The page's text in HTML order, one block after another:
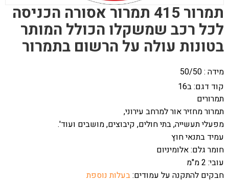
תמרור 415 תמרור אסורה הכניסה
לכל רכב שמשקלו הכולל המותר
בטונות עולה על הרשום בתמרור
מידה : 50/50
קוד דגם:ב16
תמרורים
תמרור מחזיר אור למרחב עירוני,
מפעלי תעשייה, בתי חולים, קיבוצים, מושבים ועוד'.
עמיד בתנאי חוץ
חומר גלם: אלומיניום
עובי: 2 מ"מ
חבקים להתקנה על עמודים:בעלות נוספת